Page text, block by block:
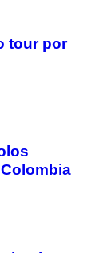
tour por